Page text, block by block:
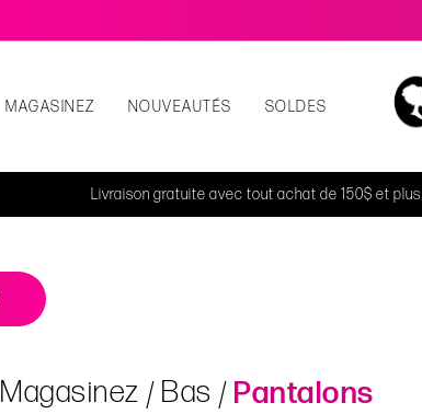
MAGASINEZ NOUVEAUTÉS SOLDES
Livraison gratuite avec tout achat de 150$ et
Magasinez Bas Pantalons